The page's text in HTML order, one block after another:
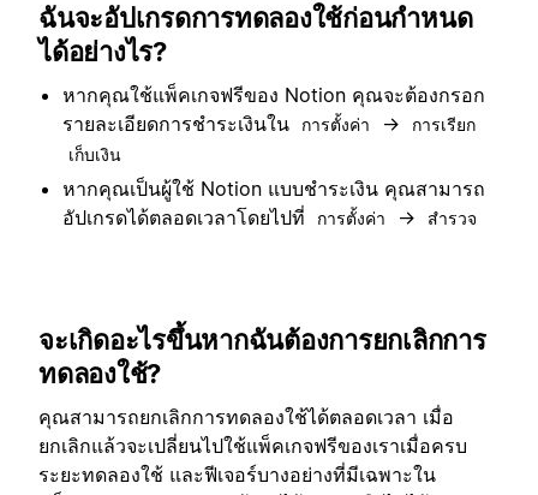
ฉันจะอัปเกรดการทดลองใช้ก่อนกำหนด
ได้อย่างไร?
หากคุณใช้แพ็คเกจฟรีของ Notion คุณจะต้องกรอก
รายละเอียดการชำระเงินใน
การตั้งค่า →
การเรียก
เก็บเงิน
หากคุณเป็นผู้ใช้ Notion แบบชำระเงิน คุณสามารถ
อัปเกรดได้ตลอดเวลาโดยไปที่
การตั้งค่า → สำรวจ
จะเกิดอะไรขึ้นหากฉันต้องการยกเลิกการ
ทดลองใช้?
คุณสามารถยกเลิกการทดลองใช้ได้ตลอดเวลา เมื่อ
ยกเลิกแล้วจะเปลี่ยนไปใช้แพ็คเกจฟรีของเราเมื่อครบ
ระยะทดลองใช้ และฟีเจอร์บางอย่างที่มีเฉพาะใน